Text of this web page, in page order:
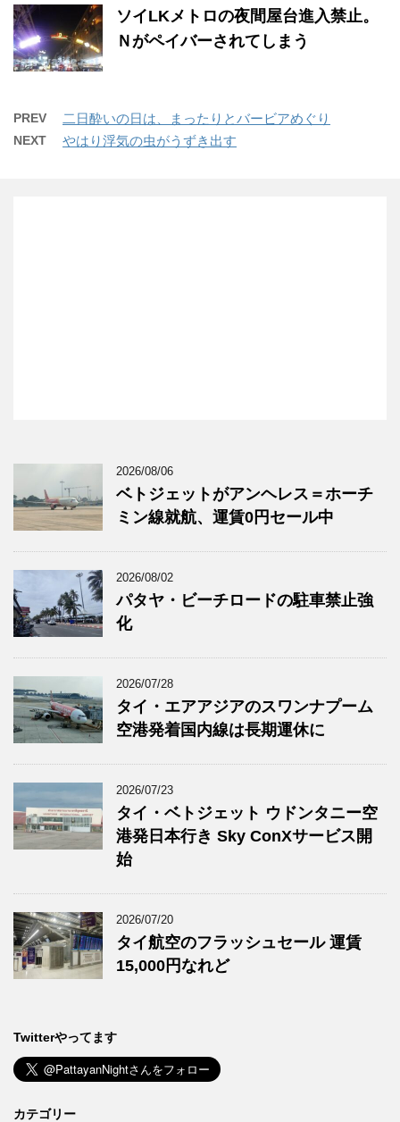
ソイLKメトロの夜間屋台進入禁止。
Ｎがペイバーされてしまう
PREV 二日酔いの日は、まったりとバービアめぐり
NEXT やはり浮気の虫がうずき出す
2026/08/06
ベトジェットがアンヘレス＝ホーチ
ミン線就航、運賃0円セール中
2026/08/02
パタヤ・ビーチロードの駐車禁止強
化
2026/07/28
タイ・エアアジアのスワンナプーム
空港発着国内線は長期運休に
2026/07/23
タイ・ベトジェット ウドンタニー空
港発日本行き Sky ConXサービス開
始
2026/07/20
タイ航空のフラッシュセール 運賃
15,000円なれど
Twitterやってます
カテゴリー